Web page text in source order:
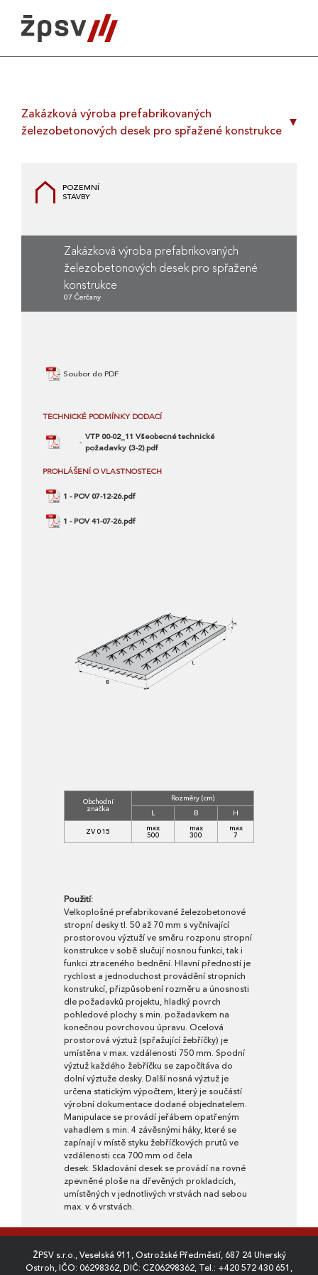
content
Zakázková výroba prefabrikovaných
železobetonových desek pro spřažené konstrukce
POZEMNÍ
STAVBY
Zakázková výroba prefabrikovaných
železobetonových desek pro spřažené
konstrukce
07 Čerčany
Soubor do PDF
TECHNICKÉ PODMÍNKY DODACÍ
VTP 00-02_11 Všeobecné technické
požadavky (3-2).pdf
PROHLÁŠENÍ O VLASTNOSTECH
1 - POV 07-12-26.pdf
1 - POV 41-07-26.pdf
Obchodní
značka
Rozměry (cm)
L
B
H
ZV 015
max
500
max
300
max
7
Použití:
Velkoplošné prefabrikované železobetonové
stropní desky tl. 50 až 70 mm s vyčnívající
prostorovou výztuží ve směru rozponu stropní
konstrukce v sobě slučují nosnou funkci, tak i
funkci ztraceného bednění. Hlavní předností je
rychlost a jednoduchost provádění stropních
konstrukcí, přizpůsobení rozměru a únosnosti
dle požadavků projektu, hladký povrch
pohledové plochy s min. požadavkem na
konečnou povrchovou úpravu. Ocelová
prostorová výztuž (spřažující žebříčky) je
umístěna v max. vzdálenosti 750 mm. Spodní
výztuž každého žebříčku se započítáva do
dolní výztuže desky. Další nosná výztuž je
určena statickým výpočtem, který je součástí
výrobní dokumentace dodané objednatelem.
Manipulace se provádí jeřábem opatřeným
vahadlem s min. 4 závěsnými háky, které se
zapínají v místě styku žebříčkových prutů ve
vzdálenosti cca 700 mm od čela
desek. Skladování desek se provádí na rovné
zpevněné ploše na dřevěných prokladcích,
umístěných v jednotlivých vrstvách nad sebou
max. v 6 vrstvách.
ŽPSV s.r.o., Veselská 911, Ostrožské Předměstí, 687 24 Uherský
Ostroh, IČO: 06298362, DIČ: CZ06298362, Tel.: +420 572 430 651 ,